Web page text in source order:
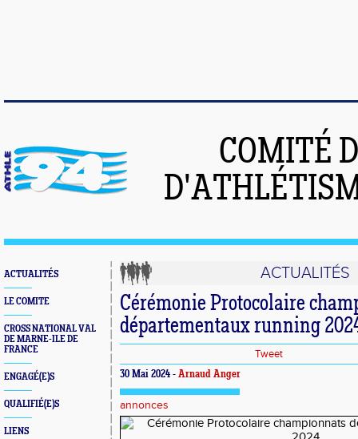
COMITÉ
ACTUALITÉS
LE COMITE
CROSS NATIONAL VAL
DE MARNE-ILE DE
FRANCE
ENGAGÉ(E)S
QUALIFIÉ(E)S
LIENS
ACTUALITÉS
Cérémonie Protocolaire
départementaux running
Tweet
30 Mai 2024 - Arnaud Anger
annonces